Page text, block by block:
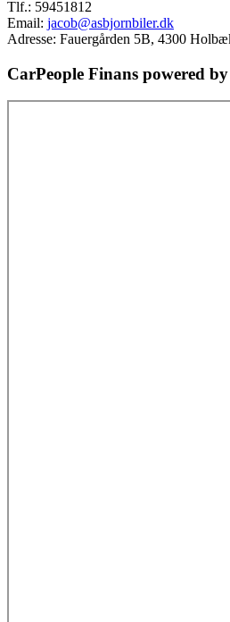
Tlf.: 59451812
Email: jacob@asbjornbiler.dk
Adresse: Fauergården 5B, 4300
CarPeople Finans powered